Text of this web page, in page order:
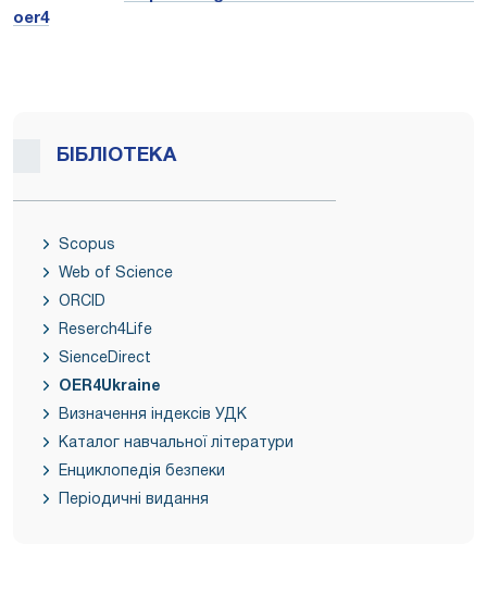
oer4
БІБЛІОТЕКА
Scopus
Web of Science
ORCID
Reserch4Life
SienceDirect
OER4Ukraine
Визначення індексів УДК
Каталог навчальної літератури
Енциклопедія безпеки
Періодичні видання